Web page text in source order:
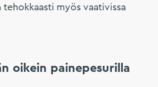
myös vaativissa
oikein painepesurilla